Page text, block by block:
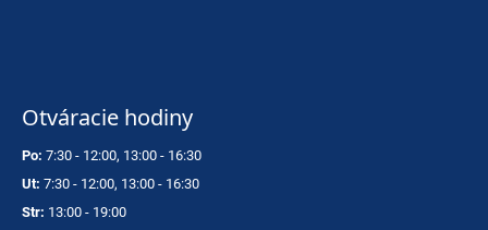
Otváracie hodiny
Po: 7:30 - 12:00, 13:00 - 16:30
Ut: 7:30 - 12:00, 13:00 - 16:30
Str: 13:00 - 19:00